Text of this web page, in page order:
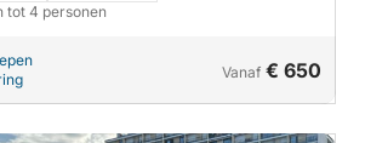
tot 4 personen
Vanaf € 650